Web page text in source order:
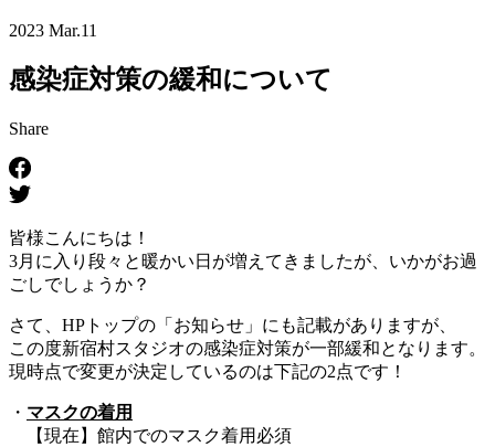
2023 Mar.11
感染症対策の緩和について
Share
皆様こんにちは！
3月に入り段々と暖かい日が増えてきましたが、 いかがお過
ごしでしょうか？
さて、HPトップの「お知らせ」にも記載がありますが、
この度新宿村スタジオの感染症対策が一部緩和となります。
現時点で変更が決定しているのは下記の2点です！
・ マスクの着用
【現在】館内でのマスク着用必須